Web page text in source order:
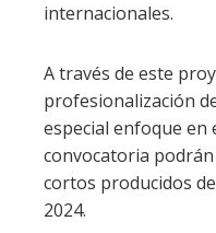
internacionales.
A través de este
profesionalización
especial enfoque en
convocatoria
cortos producidos
2024.